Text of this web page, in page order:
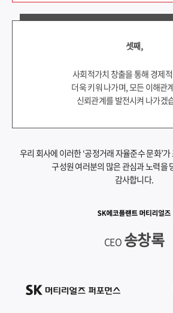
셋째,
사회적가치 창출을 통해 경제
더욱 키워 나가며, 모든 이해관
신뢰관계를 발전시켜 나가겠
우리 회사에 이러한 ‘공정거래 자율준수 문화’
구성원 여러분의 많은 관심과 노력을
감사합니다.
CEO 송창록